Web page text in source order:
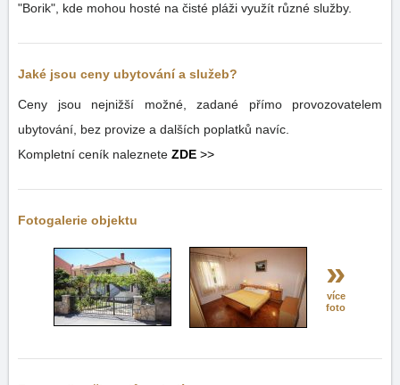
"Borik", kde mohou hosté na čisté pláži využít různé služby.
Jaké jsou ceny ubytování a služeb?
Ceny jsou nejnižší možné, zadané přímo provozovatelem
ubytování, bez provize a dalších poplatků navíc.
Kompletní ceník naleznete ZDE >>
Fotogalerie objektu
»
více
foto